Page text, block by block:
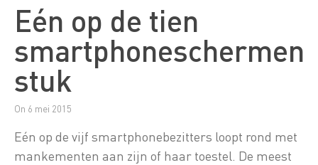
Eén op de tien
smartphoneschermen
stuk
On 6 mei 2015
Eén op de vijf smartphonebezitters loopt rond met
mankementen aan zijn of haar toestel. De meest